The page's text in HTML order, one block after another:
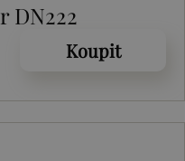
DN222
Koupit